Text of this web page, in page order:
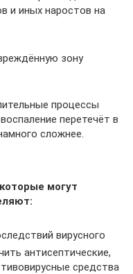
и иных наростов на
зону
процессы
перетечёт в
сложнее.
могут
вирусного
антисептические,
средства